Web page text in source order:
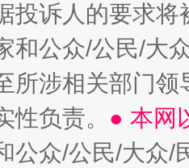
投诉人的要求将
和公众/公民/大
所涉相关部门
性负责。 ● 本网
公众/公民/大众